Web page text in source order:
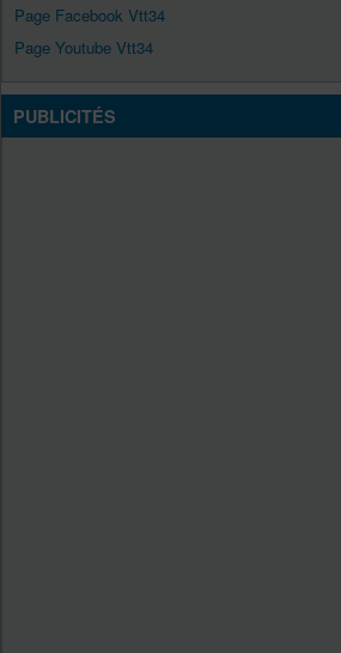
Page Facebook Vtt34
Page Youtube Vtt34
PUBLICITÉS